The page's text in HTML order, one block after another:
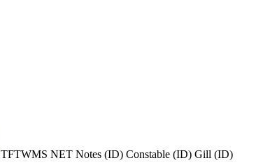
TFTWMS NET Notes (ID) Constable (ID) Gill (ID)